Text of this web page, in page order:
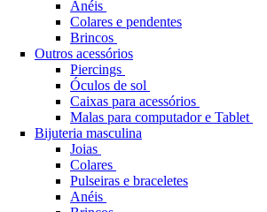
Anéis
Colares e pendentes
Brincos
Outros acessórios
Piercings
Óculos de sol
Caixas para acessórios
Malas para computador e Tablet
Bijuteria masculina
Joias
Colares
Pulseiras e braceletes
Anéis